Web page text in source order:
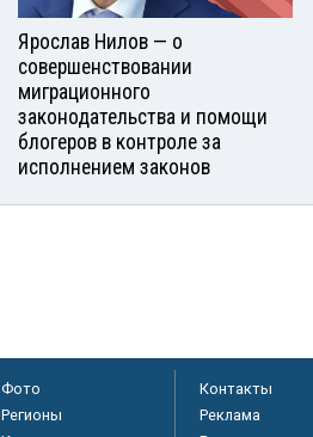
Ярослав Нилов — о
совершенствовании
миграционного
законодательства и помощи
блогеров в контроле за
исполнением законов
Фото
Регионы
Контакты
Реклама